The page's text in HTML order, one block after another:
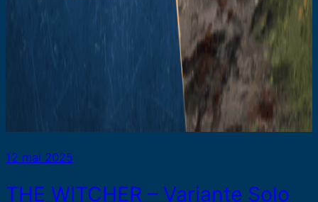
12 mai 2025
THE WITCHER – Variante Solo